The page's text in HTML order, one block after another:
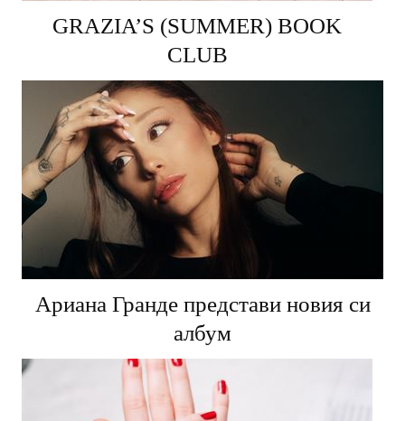
GRAZIA’S (SUMMER) BOOK
CLUB
Ариана Гранде представи новия си
албум